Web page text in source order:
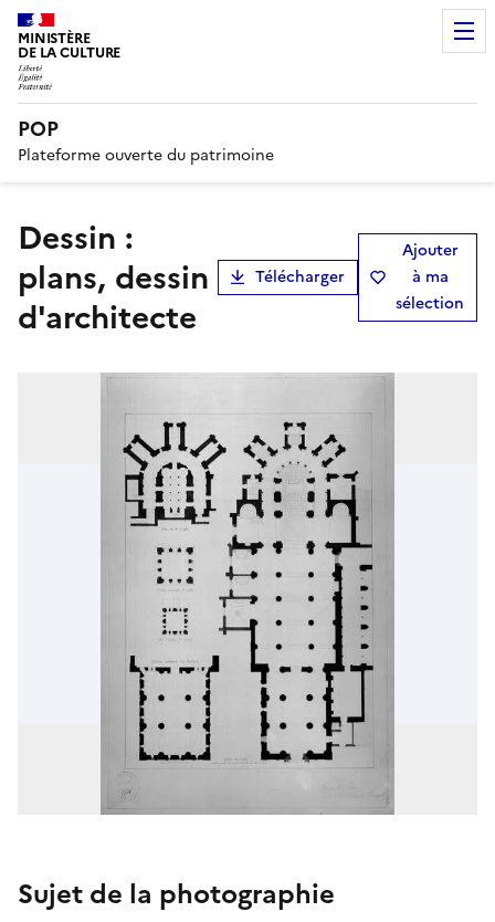
MINISTÈRE
DE LA CULTURE
POP
Plateforme ouverte du patrimoine
Dessin :
plans, dessin
d'architecte
Télécharger
Ajouter
à ma
sélection
Sujet de la photographie